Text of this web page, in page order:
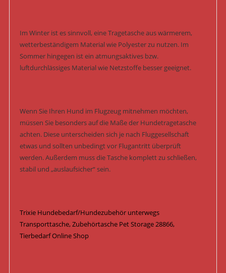
Im Winter ist es sinnvoll, eine Tragetasche aus wärmerem,
wetterbeständigem Material wie Polyester zu nutzen. Im
Sommer hingegen ist ein atmungsaktives bzw.
luftdurchlässiges Material wie Netzstoffe besser geeignet.
Wenn Sie Ihren Hund im Flugzeug mitnehmen möchten,
müssen Sie besonders auf die Maße der Hundetragetasche
achten. Diese unterscheiden sich je nach Fluggesellschaft
etwas und sollten unbedingt vor Flugantritt überprüft
werden. Außerdem muss die Tasche komplett zu schließen,
stabil und „auslaufsicher“ sein.
Trixie Hundebedarf/Hundezubehör unterwegs
Transporttasche, Zubehörtasche Pet Storage 28866,
Tierbedarf Online Shop